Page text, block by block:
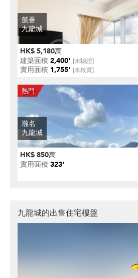
懿薈
九龍城
HK$ 5,180萬
建築面積 2,400' [未驗證]
實用面積 1,755' [未核實]
瀚名
九龍城
HK$ 850萬
實用面積 323'
九龍城的出售住宅樓盤